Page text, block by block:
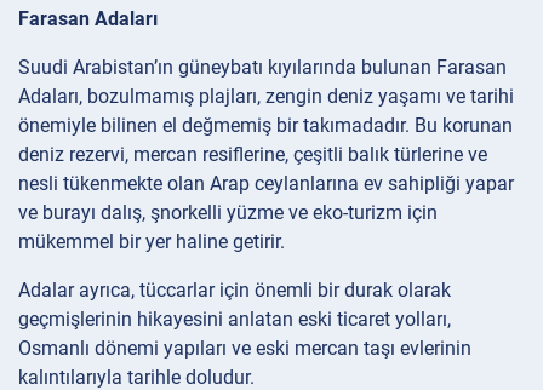
Farasan Adaları
Suudi Arabistan’ın güneybatı kıyılarında bulunan Farasan
Adaları, bozulmamış plajları, zengin deniz yaşamı ve tarihi
önemiyle bilinen el değmemiş bir takımadadır. Bu korunan
deniz rezervi, mercan resiflerine, çeşitli balık türlerine ve
nesli tükenmekte olan Arap ceylanlarına ev sahipliği yapar
ve burayı dalış, şnorkelli yüzme ve eko-turizm için
mükemmel bir yer haline getirir.
Adalar ayrıca, tüccarlar için önemli bir durak olarak
geçmişlerinin hikayesini anlatan eski ticaret yolları,
Osmanlı dönemi yapıları ve eski mercan taşı evlerinin
kalıntılarıyla tarihle doludur.